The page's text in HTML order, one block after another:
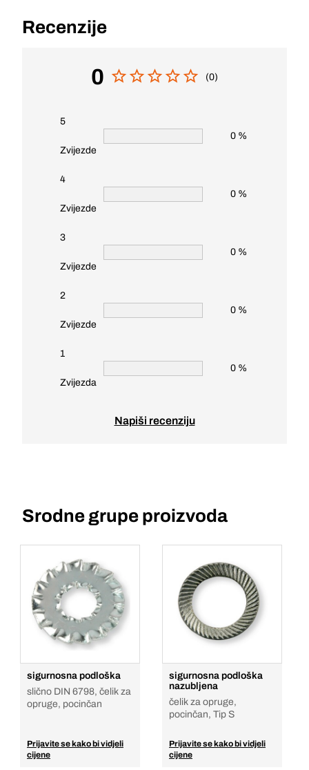
Recenzije
0 (0)
5
Zvijezde
0 %
4
Zvijezde
0 %
3
Zvijezde
0 %
2
Zvijezde
0 %
1
Zvijezda
0 %
Napiši recenziju
Srodne grupe proizvoda
sigurnosna podloška
slično DIN 6798, čelik za
opruge, pocinčan
Prijavite se kako bi vidjeli
cijene
sigurnosna podloška
nazubljena
čelik za opruge,
pocinčan, Tip S
Prijavite se kako bi vidjeli
cijene